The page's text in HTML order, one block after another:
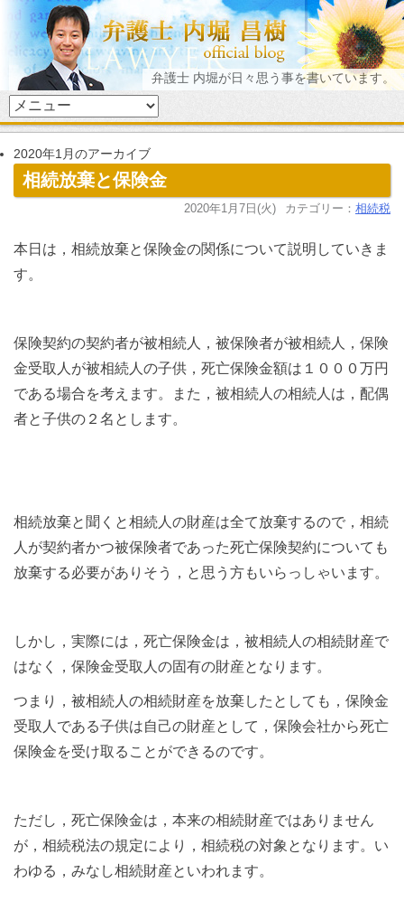
弁護士 内堀が日々思う事を書いています。
2020年1月のアーカイブ
相続放棄と保険金
2020年1月7日(火) カテゴリー： 相続税
本日は，相続放棄と保険金の関係について説明していきま
す。
保険契約の契約者が被相続人，被保険者が被相続人，保険
金受取人が被相続人の子供，死亡保険金額は１０００万円
である場合を考えます。また，被相続人の相続人は，配偶
者と子供の２名とします。
相続放棄と聞くと相続人の財産は全て放棄するので，相続
人が契約者かつ被保険者であった死亡保険契約についても
放棄する必要がありそう，と思う方もいらっしゃいます。
しかし，実際には，死亡保険金は，被相続人の相続財産で
はなく，保険金受取人の固有の財産となります。
つまり，被相続人の相続財産を放棄したとしても，保険金
受取人である子供は自己の財産として，保険会社から死亡
保険金を受け取ることができるのです。
ただし，死亡保険金は，本来の相続財産ではありません
が，相続税法の規定により，相続税の対象となります。い
わゆる，みなし相続財産といわれます。